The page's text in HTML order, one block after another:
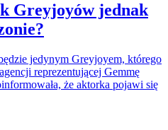
Greyjoyów jednak
jedynym Greyjoyem, którego
reprezentującej Gemmę
że aktorka pojawi się